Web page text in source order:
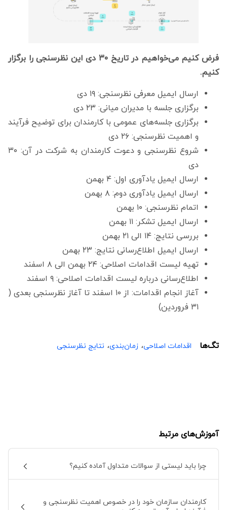
فرض کنیم می‌خواهیم در تاریخ ۳۰ دی این نظرسنجی را برگزار
کنیم.
ارسال ایمیل معرفی نظرسنجی: ۱۹ دی
برگزاری جلسه با مدیران میانی: ۲۳ دی
برگزاری جلسه‌های عمومی با کارمندان برای توضیح فرآیند
و اهمیت نظرسنجی: ۲۶ دی
شروع نظرسنجی و دعوت کارمندان به شرکت در آن: ۳۰
دی
ارسال ایمیل یادآوری اول: ۴ بهمن
ارسال ایمیل یادآوری دوم: ۸ بهمن
اتمام نظرسنجی: ۱۰ بهمن
ارسال ایمیل تشکر: ۱۱ بهمن
بررسی نتایج: ۱۴ الی ۲۱ بهمن
ارسال ایمیل اطلاع‌رسانی نتایج: ۲۳ بهمن
تهیه لیست اقدامات اصلاحی: ۲۴ بهمن الی ۸ اسفند
اطلاع‌رسانی درباره لیست اقدامات اصلاحی: ۹ اسفند
آغاز انجام اقدامات: از ۱۰ اسفند تا آغاز نظرسنجی بعدی (
۳۱ فروردین)
تگ‌ها اقدامات اصلاحی، زمان‌بندی، نتایج نظرسنجی
آموزش‌های مرتبط
چرا باید لیستی از سوالات متداول آماده کنیم؟
کارمندان سازمان خود را در خصوص اهمیت نظرسنجی و